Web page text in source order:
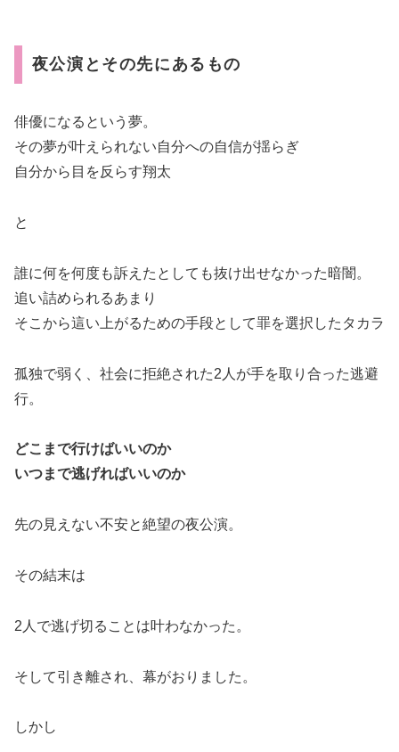
夜公演とその先にあるもの
俳優になるという夢。
その夢が叶えられない自分への自信が揺らぎ
自分から目を反らす翔太
と
誰に何を何度も訴えたとしても抜け出せなかった暗闇。
追い詰められるあまり
そこから這い上がるための手段として罪を選択したタカラ
孤独で弱く、社会に拒絶された2人が手を取り合った逃避
行。
どこまで行けばいいのか
いつまで逃げればいいのか
先の見えない不安と絶望の夜公演。
その結末は
2人で逃げ切ることは叶わなかった。
そして引き離され、幕がおりました。
しかし